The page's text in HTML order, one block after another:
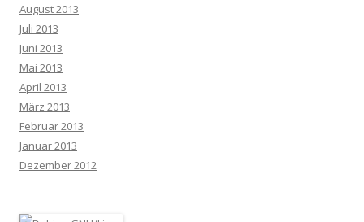
August 2013
Juli 2013
Juni 2013
Mai 2013
April 2013
März 2013
Februar 2013
Januar 2013
Dezember 2012